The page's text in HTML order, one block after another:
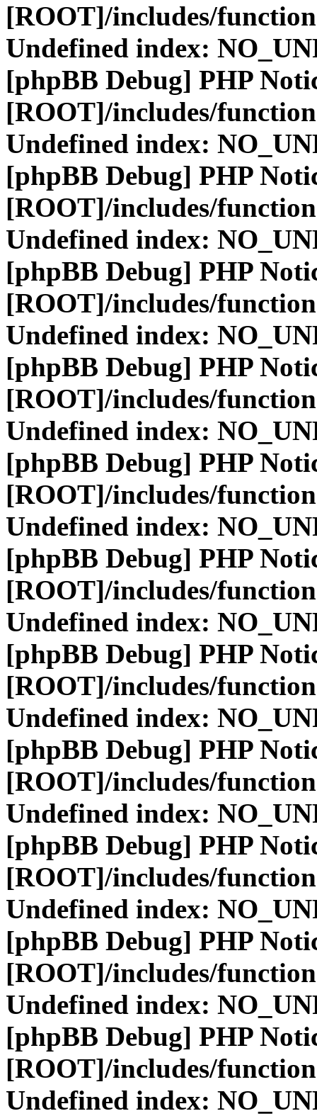
[ROOT]/includes/
Undefined index:
[phpBB Debug] PHP
[ROOT]/includes/
Undefined index:
[phpBB Debug] PHP
[ROOT]/includes/
Undefined index:
[phpBB Debug] PHP
[ROOT]/includes/
Undefined index:
[phpBB Debug] PHP
[ROOT]/includes/
Undefined index:
[phpBB Debug] PHP
[ROOT]/includes/
Undefined index:
[phpBB Debug] PHP
[ROOT]/includes/
Undefined index:
[phpBB Debug] PHP
[ROOT]/includes/
Undefined index:
[phpBB Debug] PHP
[ROOT]/includes/
Undefined index:
[phpBB Debug] PHP
[ROOT]/includes/
Undefined index:
[phpBB Debug] PHP
[ROOT]/includes/
Undefined index:
[phpBB Debug] PHP
[ROOT]/includes/
Undefined index: